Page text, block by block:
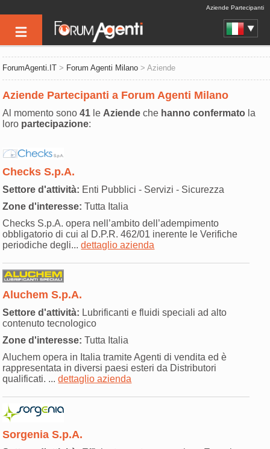
Aziende Partecipanti
ForumAgenti.IT > Forum Agenti Milano > Aziende
Aziende Partecipanti a Forum Agenti Milano
Al momento sono41 le Aziende che hanno confermato la
loro partecipazione:
Checks S.p.A.
Settore d'attività: Enti Pubblici - Servizi - Sicurezza
Zone d'interesse: Tutta Italia
Checks S.p.A. opera nell’ambito dell’adempimento
obbligatorio di cui al D.P.R. 462/01 inerente le Verifiche
periodiche degli...dettaglio azienda
Aluchem S.p.A.
Settore d'attività: Lubrificanti e fluidi speciali ad alto
contenuto tecnologico
Zone d'interesse: Tutta Italia
Aluchem opera in Italia tramite Agenti di vendita ed è
rappresentata in diversi paesi esteri da Distributori
qualificati. ...dettaglio azienda
Sorgenia S.p.A.